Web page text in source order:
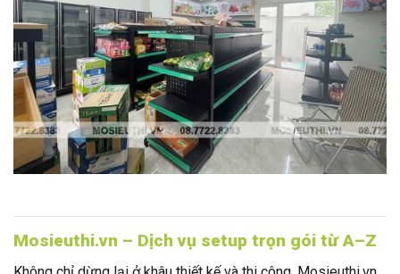
Mosieuthi.vn – Dịch vụ setup trọn gói từ A–Z